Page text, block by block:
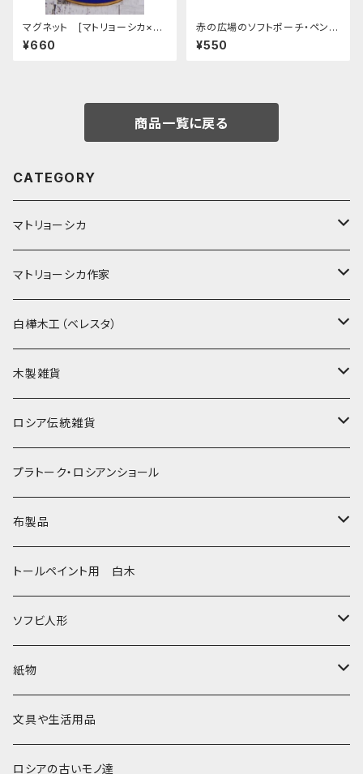
マグネット [マトリョーシカ×ベ
レスタ・エカテリンブルグ]MT16
7
¥660
赤の広場のソフトポーチ・ペンケ
ース｛I love Russia｝ 11,5 x
24см
¥550
商品一覧に戻る
CATEGORY
マトリョーシカ
ノン入れ子マトリョーシカ
イコンモチーフ
クリスマス
ノリンスクの子達
動物マトリョーシカ
セミョーノフの子達
その他のマトショーシカ
キーロフの子達
マトリョーシカ作家
イリーナ・ヴァトゥルーシキナ
タマラ・コリエワ
ナジェジダ・イワンツォワ
リュボーフィ・ブズイキナ
タチアナ ドゥビニッチ
エレナ・イワンツォワ
バローニナ・マリヤ
ヴィクトル・ニキーチン
その他
白樺木工（ベレスタ）
型押しの箱
キャニスター
白樺編み
トレイ・平皿
白樺靴
白樺その他
木製雑貨
ニードルケース・お針刺し
ベル・起きあがりこぼし
オルゴール
キッチン
イースターエッグ
小物入れ・ボトルケース
置物
カラクリおもちゃ
ロシア伝統雑貨
ホフロマ
アルハンゲリスク
ゴロジェッツ
ジョストボ
グジェリ
プラトーク・ロシアンショール
布製品
キッチンクロス
ソビエトデザイン 昔の布
切り売り布・リボン
その他
トールペイント用 白木
ソフビ人形
現代物
ソビエト時代モノ等
紙物
本類
お祝い封筒
文具や生活用品
ロシアの古いモノ達